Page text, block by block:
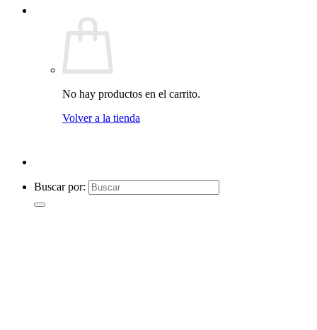
No hay productos en el carrito.
Volver a la tienda
Buscar por: